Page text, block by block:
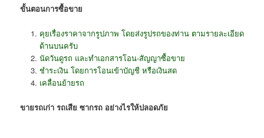
ขั้นตอนการซื้อขาย
คุยเรื่องราคาจากรูปภาพ โดยส่งรูปรถของท่าน ตามรายละเอียด
ด้านบนครับ
นัดวันดูรถ และทำเอกสารโอน-สัญญาซื้อขาย
ชำระเงิน โดยการโอนเข้าบัญชี หรือเงินสด
เคลื่อนย้ายรถ
ขายรถเก่า รถเสีย ซากรถ อย่างไรให้ปลอดภัย